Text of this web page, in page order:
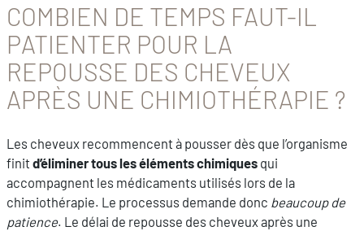
COMBIEN DE TEMPS FAUT-IL
PATIENTER POUR LA
REPOUSSE DES CHEVEUX
APRÈS UNE CHIMIOTHÉRAPIE ?
Les cheveux recommencent à pousser dès que l’organisme
finit d’éliminer tous les éléments chimiques qui
accompagnent les médicaments utilisés lors de la
chimiothérapie. Le processus demande donc beaucoup de
patience. Le délai de repousse des cheveux après une